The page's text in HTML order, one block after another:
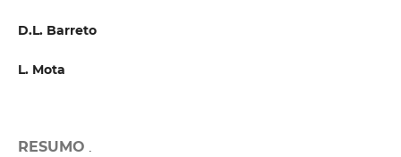
D.L. Barreto
L. Mota
RESUMO .